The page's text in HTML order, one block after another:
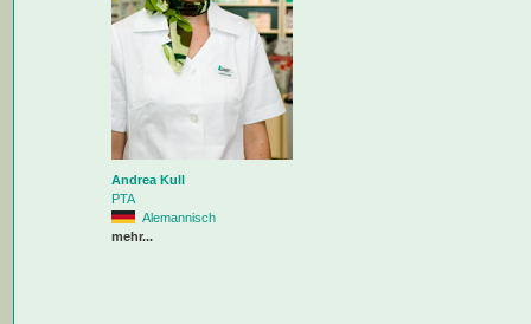
Andrea Kull
PTA
Alemannisch
mehr...